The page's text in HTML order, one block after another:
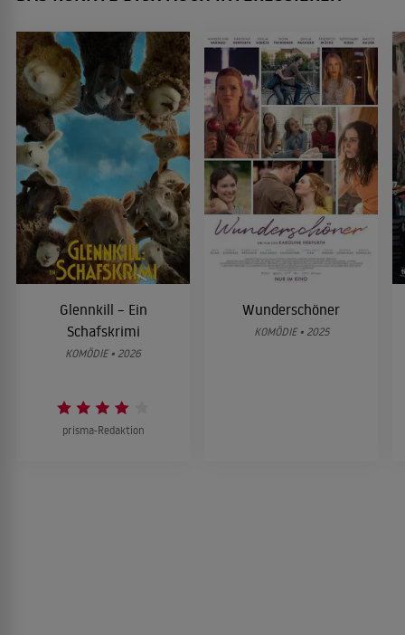
Glennkill – Ein
Schafskrimi
KOMÖDIE • 2026
prisma-Redaktion
Wunderschöner
KOMÖDIE • 2025